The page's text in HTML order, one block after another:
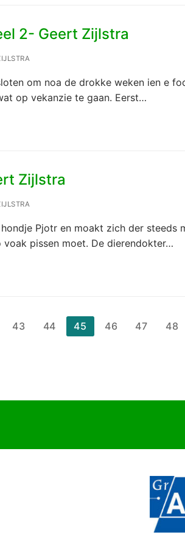
2- Geert Zijlstra
om noa de drokke weken ien e
op vekanzie te gaan. Eerst…
Zijlstra
Pjotr en moakt zich der steeds
pissen moet. De dierendokter…
43 44 45 46 47
48